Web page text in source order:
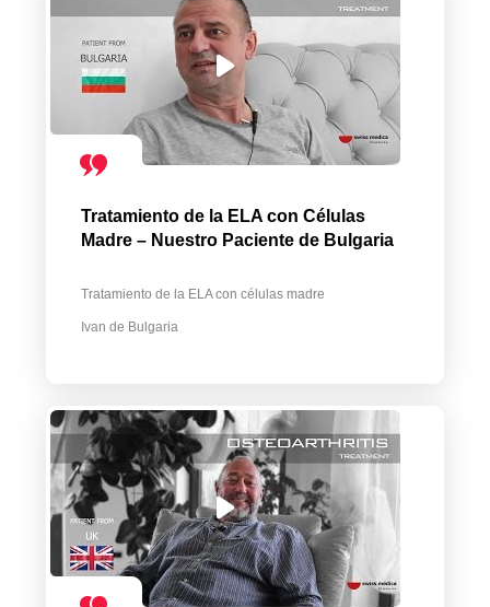
Tratamiento de la ELA con Células
Madre – Nuestro Paciente de Bulgaria
Tratamiento de la ELA con células madre
Ivan de Bulgaria